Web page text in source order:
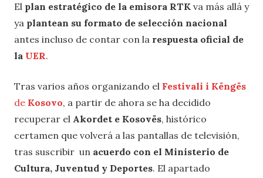
El plan estratégico de la emisora RTK va más allá y
ya plantean su formato de selección nacional
antes incluso de contar con la respuesta oficial de
la UER.
Tras varios años organizando el Festivali i Këngës
de Kosovo, a partir de ahora se ha decidido
recuperar el Akordet e Kosovës, histórico
certamen que volverá a las pantallas de televisión,
tras suscribir un acuerdo con el Ministerio de
Cultura, Juventud y Deportes. El apartado